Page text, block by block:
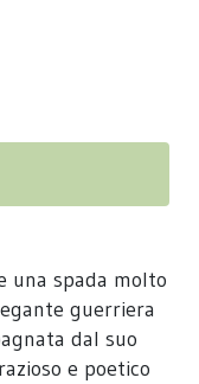
una spada molto
guerriera
dal suo
e poetico